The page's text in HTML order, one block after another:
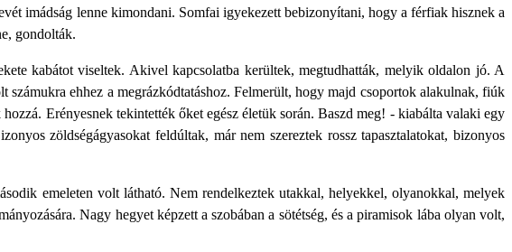
imádság lenne kimondani. Somfai igyekezett bebizonyítani, hogy a férfiak hisznek a
gondolták.
kabátot viseltek. Akivel kapcsolatba kerültek, megtudhatták, melyik oldalon jó. A
ehhez a megrázkódtatáshoz. Felmerült, hogy majd csoportok alakulnak, fiúk
Erényesnek tekintették őket egész életük során. Baszd meg! - kiabálta valaki egy
zöldségágyasokat feldúltak, már nem szereztek rossz tapasztalatokat, bizonyos
emeleten volt látható. Nem rendelkeztek utakkal, helyekkel, olyanokkal, melyek
Nagy hegyet képzett a szobában a sötétség, és a piramisok lába olyan volt,